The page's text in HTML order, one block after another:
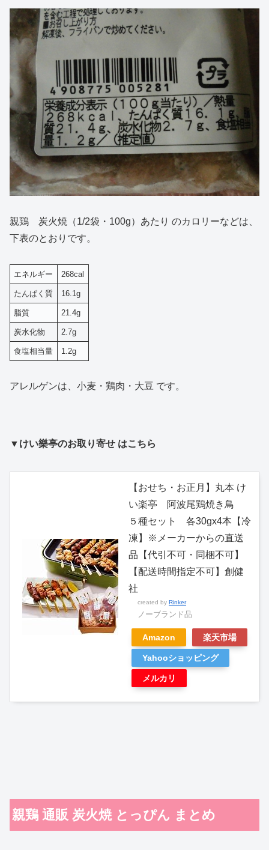
親鶏 炭火焼（1/2袋・100g）あたり のカロリーなどは、
下表のとおりです。
エネルギー 268cal
たんぱく質 16.1g
脂質 21.4g
炭水化物 2.7g
食塩相当量 1.2g
アレルゲンは、小麦・鶏肉・大豆 です。
▼けい樂亭のお取り寄せ はこちら
【おせち・お正月】丸本 け
い楽亭 阿波尾鶏焼き鳥
５種セット 各30gx4本【冷
凍】※メーカーからの直送
品【代引不可・同梱不可】
【配送時間指定不可】創健
社
created by Rinker
ノーブランド品
Amazon 楽天市場
Yahooショッピング
メルカリ
親鶏 通販 炭火焼 とっぴん まとめ